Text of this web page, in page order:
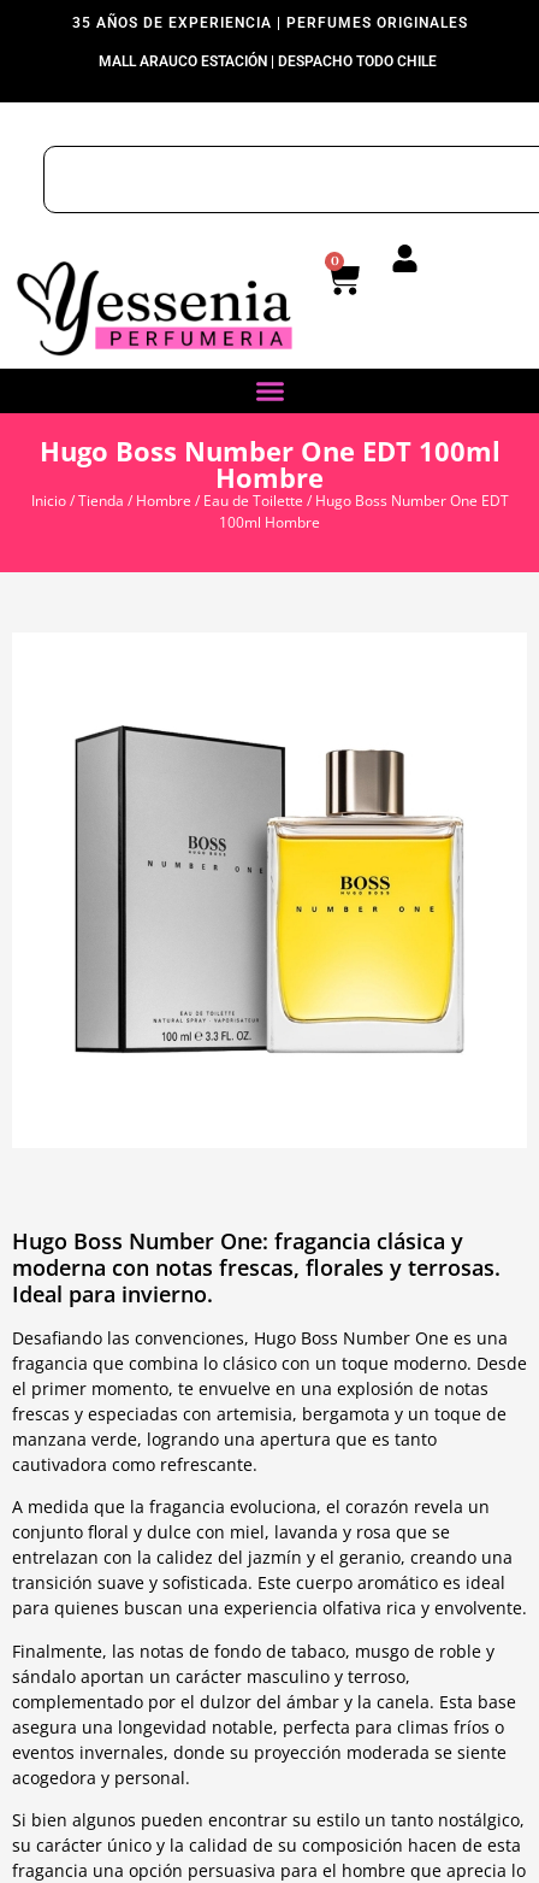
35 AÑOS DE EXPERIENCIA | PERFUMES ORIGINALES
MALL ARAUCO ESTACIÓN | DESPACHO TODO CHILE
0
Hugo Boss Number One EDT 100ml
Hombre
Inicio/Tienda / Hombre / Eau de Toilette / Hugo Boss Number One EDT
100ml Hombre
Hugo Boss Number One: fragancia clásica y
moderna con notas frescas, florales y terrosas.
Ideal para invierno.
Desafiando las convenciones, Hugo Boss Number One es una
fragancia que combina lo clásico con un toque moderno. Desde
el primer momento, te envuelve en una explosión de notas
frescas y especiadas con artemisia, bergamota y un toque de
manzana verde, logrando una apertura que es tanto
cautivadora como refrescante.
A medida que la fragancia evoluciona, el corazón revela un
conjunto floral y dulce con miel, lavanda y rosa que se
entrelazan con la calidez del jazmín y el geranio, creando una
transición suave y sofisticada. Este cuerpo aromático es ideal
para quienes buscan una experiencia olfativa rica y envolvente.
Finalmente, las notas de fondo de tabaco, musgo de roble y
sándalo aportan un carácter masculino y terroso,
complementado por el dulzor del ámbar y la canela. Esta base
asegura una longevidad notable, perfecta para climas fríos o
eventos invernales, donde su proyección moderada se siente
acogedora y personal.
Si bien algunos pueden encontrar su estilo un tanto nostálgico,
su carácter único y la calidad de su composición hacen de esta
fragancia una opción persuasiva para el hombre que aprecia lo